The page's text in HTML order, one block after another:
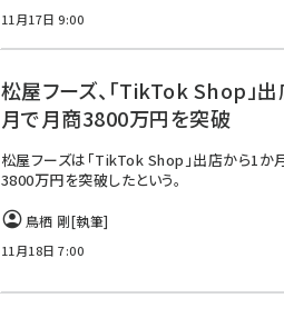
11月17日 9:00
松屋フーズ、「TikTok Shop」
月で月商3800万円を突破
松屋フーズは「TikTok Shop」出店から1か
3800万円を突破したという。
鳥栖 剛[執筆]
11月18日 7:00